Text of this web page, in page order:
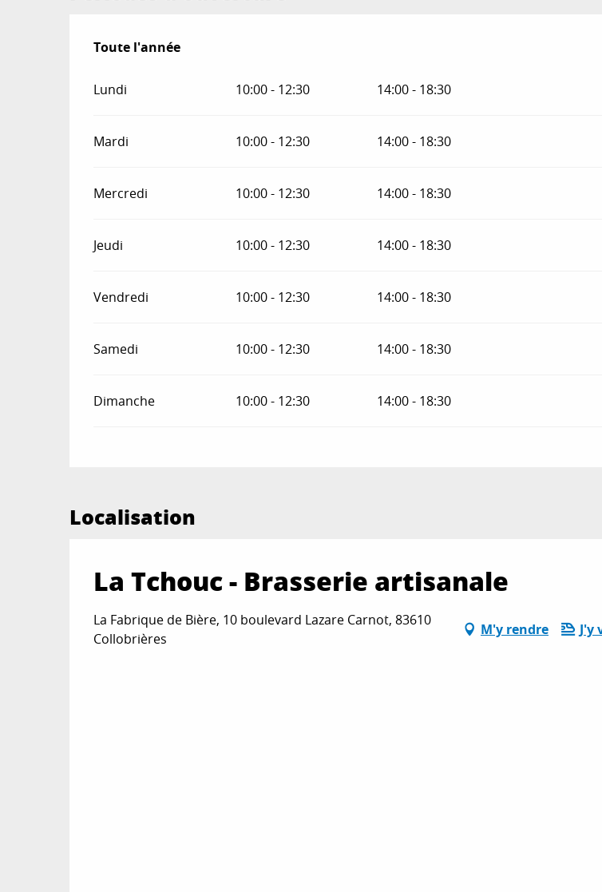
Toute l'année
Toute l'année
Lundi 10:00 - 12:30 14:00 - 18:30
Mardi 10:00 - 12:30 14:00 - 18:30
Mercredi 10:00 - 12:30 14:00 - 18:30
Jeudi 10:00 - 12:30 14:00 - 18:30
Vendredi 10:00 - 12:30 14:00 - 18:30
Samedi 10:00 - 12:30 14:00 - 18:30
Dimanche 10:00 - 12:30 14:00 - 18:30
Localisation
La Tchouc - Brasserie artisanale
La Fabrique de Bière, 10 boulevard Lazare Carnot, 83610
Collobrières
M'y rendre J'y